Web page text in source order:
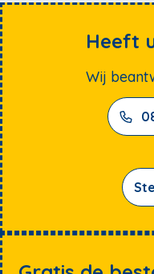
geregeld. We
om door de
Pyreneen, de
een geweldige
dank aan Topo
Heeft
Wij